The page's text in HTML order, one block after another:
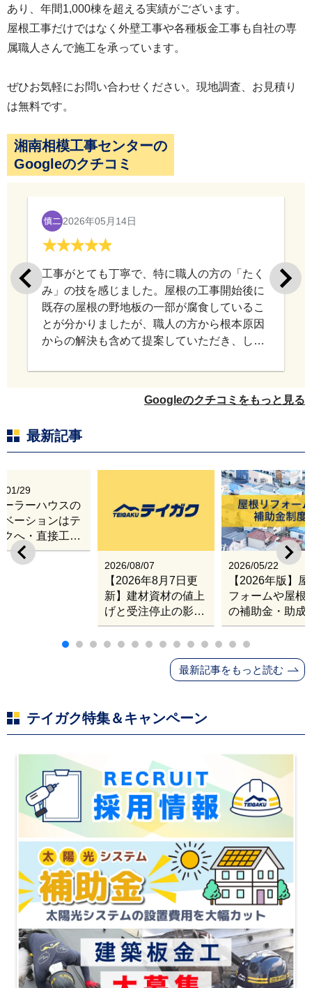
あり、年間1,000棟を超える実績がございます。
屋根工事だけではなく外壁工事や各種板金工事も自社の専
属職人さんで施工を承っています。
ぜひお気軽にお問い合わせください。現地調査、お見積り
は無料です。
湘南相模工事センターの
Googleのクチコミ
2026年05月01日
外壁塗装と屋根カバー工法をやりました。ず
っと気にはなっていましたがキッカケがなく
てやらずじまいでしたので、今回とても良い
タイミングで出来たのでよかったです。 屋根
をやるなら塗装ではなくてカバー工法を考え
さんにお願いして思った通りの仕上がりで満
ことが出来てしっかり検討することが出来ま
れてありがとうございました。
Googleのクチコミをもっと見る
最新記事
2026/08/07
【2026年8月7日更
新】建材資材の値上
げと受注停止の影響
｜塗料・屋根材・シ
ンナー・断熱材・ル
ーフィングの値上げ
と材料入手困難・出
2026/05/22
【2026年版】
フォームや屋根
の補助金・助成
業
01/29
ーラーハウスの
ベーションはテ
クへ・直接工事
張改修サービス
最新記事をもっと読む
テイガク特集＆キャンペーン